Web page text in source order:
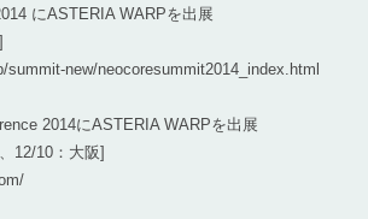
にASTERIA WARPを出展
summit-new/neocoresummit2014_index.html
2014にASTERIA WARPを出展
12/10：大阪]